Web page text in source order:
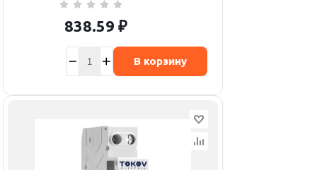
838.59 ₽
В корзину